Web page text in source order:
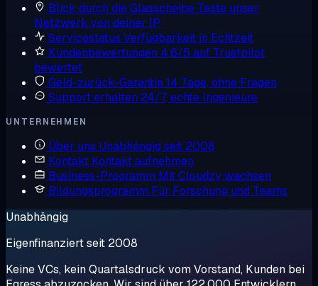
Blick durch die Glasscheibe Teste unser
Netzwerk von deiner IP
Servicestatus Verfügbarkeit in Echtzeit
Kundenbewertungen 4,6/5 auf Trustpilot
bewertet
Geld-zurück-Garantie14 Tage, ohne Fragen
Support erhalten 24/7, echte Ingenieure
UNTERNEHMEN
Über uns Unabhängig seit 2008
Kontakt Kontakt aufnehmen
Business-Programm Mit Cloudzy wachsen
Bildungsprogramm Für Forschung und Teams
Unabhängig
Eigenfinanziert seit 2008
Keine VCs, kein Quartalsdruck vom Vorstand, Kunden bei